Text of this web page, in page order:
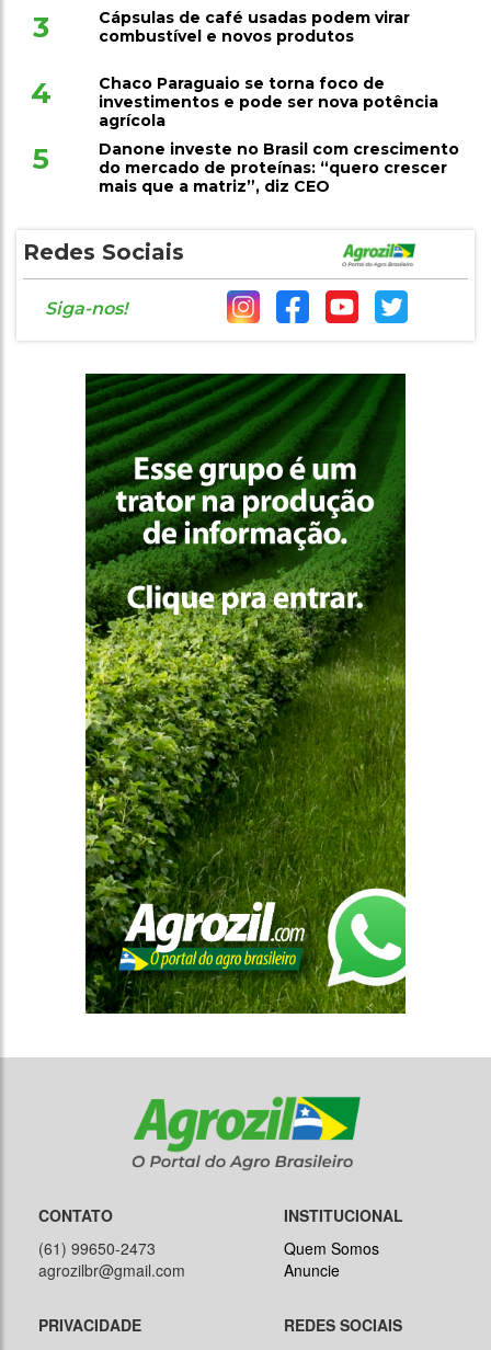
3
Cápsulas de café usadas podem virar
combustível e novos produtos
4
Chaco Paraguaio se torna foco de
investimentos e pode ser nova potência
agrícola
5
Danone investe no Brasil com crescimento
do mercado de proteínas: “quero crescer
mais que a matriz”, diz CEO
Redes Sociais
Siga-nos!
CONTATO
(61) 99650-2473
agrozilbr@gmail.com
INSTITUCIONAL
Quem Somos
Anuncie
PRIVACIDADE
REDES SOCIAIS